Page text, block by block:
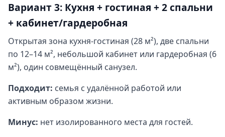
Вариант 3: Кухня + гостиная + 2 спальни
+ кабинет/гардеробная
Открытая зона кухня-гостиная (28 м²), две спальни
по 12–14 м², небольшой кабинет или гардеробная (6
м²), один совмещённый санузел.
Подходит: семья с удалённой работой или
активным образом жизни.
Минус: нет изолированного места для гостей.